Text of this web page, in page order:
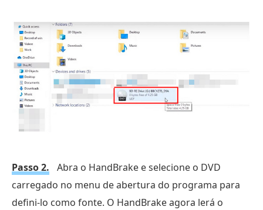
Passo 2.
Abra o HandBrake e selecione o DVD
carregado no menu de abertura do programa para
defini-lo como fonte. O HandBrake agora lerá o